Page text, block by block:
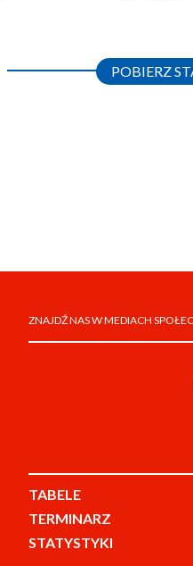
POBIERZ
ZNAJDŹ NAS W MEDIACH
TABELE
TERMINARZ
STATYSTYKI